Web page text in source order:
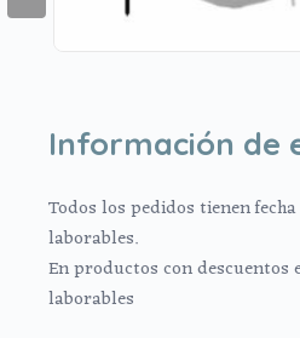
Información de
Todos los pedidos tienen
laborables.
En productos con descuentos
laborables